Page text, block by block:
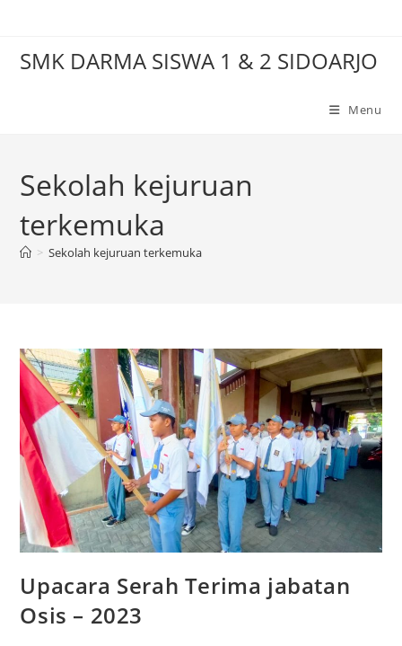
contentSMK DARMA SISWA 1 & 2 SIDOARJO
Menu
Sekolah kejuruan
terkemuka
> Sekolah kejuruan terkemuka
Upacara Serah Terima jabatan
Osis – 2023